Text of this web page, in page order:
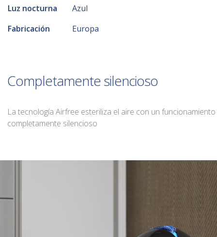
Luz nocturna
Azul
Fabricación
Europa
Completamente silencioso
La tecnología Airfree esteriliza el aire con un funcionamiento
completamente silencioso